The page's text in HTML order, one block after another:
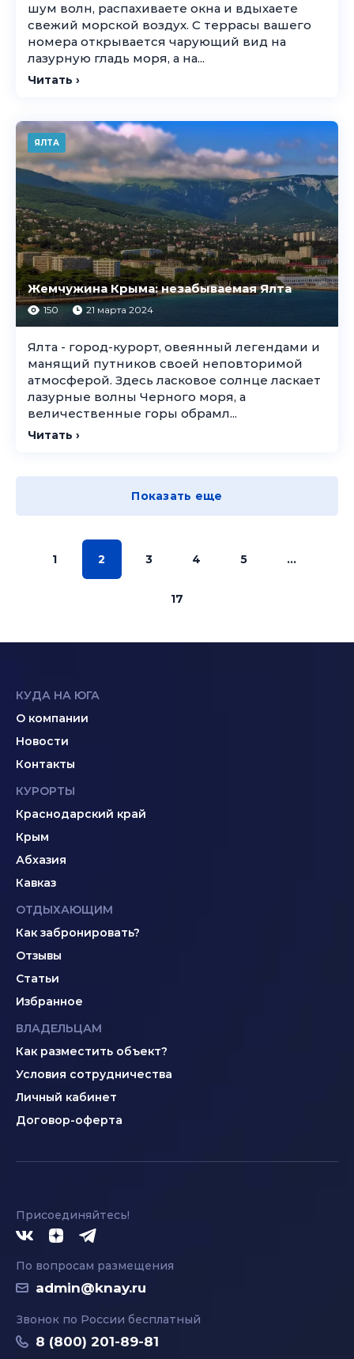
шум волн, распахиваете окна и вдыхаете
свежий морской воздух. С террасы вашего
номера открывается чарующий вид на
лазурную гладь моря, а на...
Читать ›
ЯЛТА
Жемчужина Крыма: незабываемая Ялта
150 21 марта 2024
Ялта - город-курорт, овеянный легендами и
манящий путников своей неповторимой
атмосферой. Здесь ласковое солнце ласкает
лазурные волны Черного моря, а
величественные горы обрамл...
Читать ›
Показать еще
1 2 3 4 5 ...
17
КУДА НА ЮГА
О компании
Новости
Контакты
КУРОРТЫ
Краснодарский край
Крым
Абхазия
Кавказ
ОТДЫХАЮЩИМ
Как забронировать?
Отзывы
Статьи
Избранное
ВЛАДЕЛЬЦАМ
Как разместить объект?
Условия сотрудничества
Личный кабинет
Договор-оферта
Присоединяйтесь!
По вопросам размещения
admin@knay.ru
Звонок по России бесплатный
8 (800) 201-89-81